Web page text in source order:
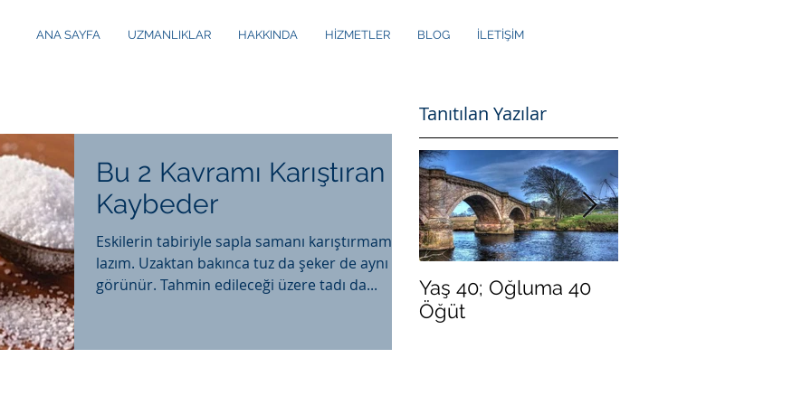
ANA SAYFA UZMANLIKLAR HAKKINDA HİZMETLER BLOG İLETİŞİM
Bu 2 Kavramı Karıştıran
Kaybeder
Eskilerin tabiriyle sapla samanı karıştırmamak
lazım. Uzaktan bakınca tuz da şeker de aynı
görünür. Tahmin edileceği üzere tadı da...
Tanıtılan Yazılar
Yaş 40; Oğluma 40
Öğüt